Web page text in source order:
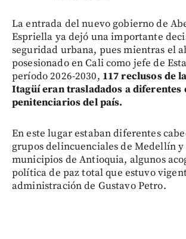
La entrada del nuevo gobierno de
Espriella ya dejó una importante
seguridad urbana, pues mientras el
posesionado en Cali como jefe de
período 2026-2030, 117 reclusos de
Itagüí eran trasladados a diferentes
penitenciarios del país.
En este lugar estaban diferentes
grupos delincuenciales de Medellín y
municipios de Antioquia, algunos
política de paz total que estuvo
administración de Gustavo Petro.